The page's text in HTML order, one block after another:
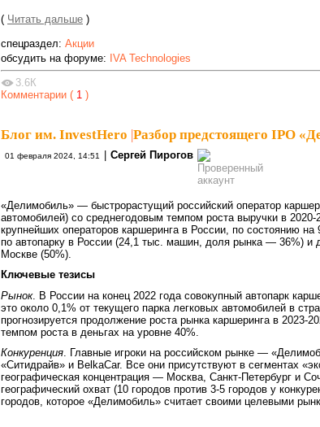
( Читать дальше )
спецраздел: Акции
обсудить на форуме: IVA Technologies
3.6К
Комментарии ( 1 )
Блог им. InvestHero Разбор предстоящего IPO
01 февраля 2024, 14:51 Сергей Пирогов
«Делимобиль» — быстрорастущий российский оператор
автомобилей) со среднегодовым темпом роста выручки в 2020-
крупнейших операторов каршеринга в России, по состоянию на
по автопарку в России (24,1 тыс. машин, доля рынка — 36%) и
Москве (50%).
Ключевые тезисы
Рынок. В России на конец 2022 года совокупный автопарк
это около 0,1% от текущего парка легковых автомобилей в
прогнозируется продолжение роста рынка каршеринга в 2023-
темпом роста в деньгах на уровне 40%.
Конкуренция. Главные игроки на российском рынке —
«Ситидрайв» и BelkaCar. Все они присутствуют в сегментах
географическая концентрация — Москва, Санкт-Петербург и
географический охват (10 городов против 3-5 городов у
городов, которое «Делимобиль» считает своими целевыми